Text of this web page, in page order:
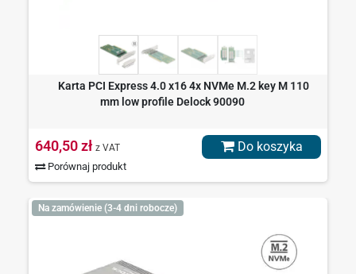
Karta PCI Express 4.0 x16 4x NVMe M.2 key M 110
mm low profile Delock 90090
640,50 zł z VAT
Porównaj produkt
Do koszyka
Na zamówienie (3-4 dni robocze)